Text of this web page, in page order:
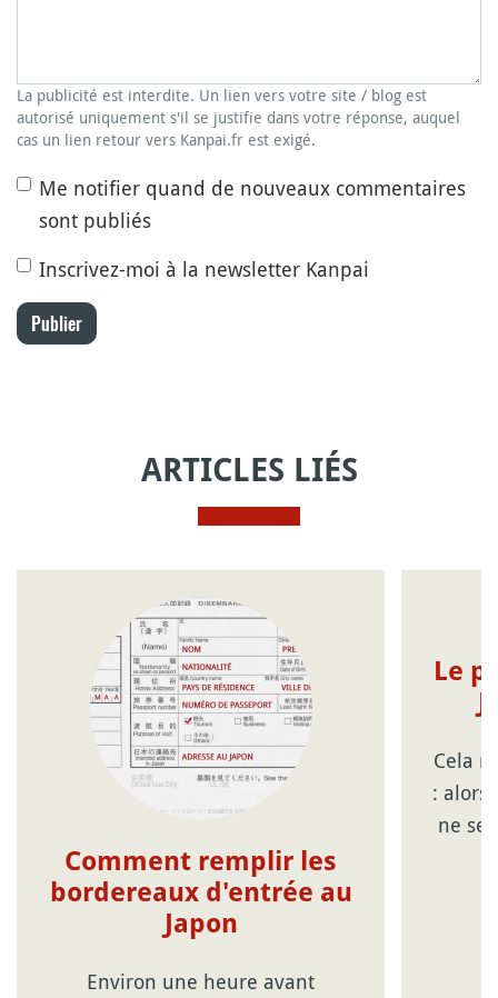
La publicité est interdite. Un lien vers votre site / blog est
autorisé uniquement s'il se justifie dans votre réponse, auquel
cas un lien retour vers Kanpai.fr est exigé.
Me notifier quand de nouveaux commentaires
sont publiés
Inscrivez-moi à la newsletter Kanpai
Publier
ARTICLES LIÉS
Comment remplir les
bordereaux d'entrée au
Japon
Environ une heure avant
Le
Cela
: alors
ne